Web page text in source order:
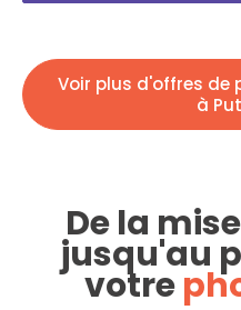
Voir plus d'offres
à
De la
jusqu'au
votre